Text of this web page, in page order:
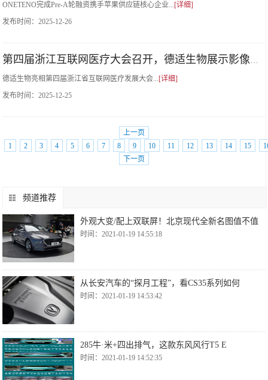
ONETENO完成Pre-A轮融资携手苹果供应链核心企业...[详细]
发布时间：2025-12-26
德适生物亮相第四届浙江省互联网医疗发展大会...[详细]
发布时间：2025-12-25
上一页
1
2 3 4 5 6 7 8 9 10 11 12 13 14 15
下一页
频道推荐
外观大变/配上双联屏！北京现代全新名图值不值
时间：2021-01-19 14:55:18
从长安汽车的“探月工程”，看CS35系列如何
时间：2021-01-19 14:53:42
285牛·米+四出排气，这款东风风行T5 E
时间：2021-01-19 14:52:35